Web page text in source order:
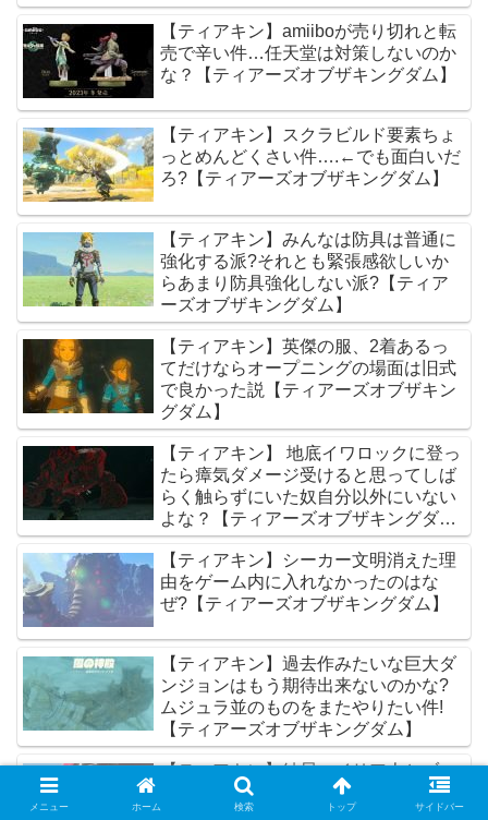
【ティアキン】amiiboが売り切れと転
売で辛い件…任天堂は対策しないのか
な？【ティアーズオブザキングダム】
【ティアキン】スクラビルド要素ちょ
っとめんどくさい件….←でも面白いだ
ろ?【ティアーズオブザキングダム】
【ティアキン】みんなは防具は普通に
強化する派?それとも緊張感欲しいか
らあまり防具強化しない派?【ティア
ーズオブザキングダム】
【ティアキン】英傑の服、2着あるっ
てだけならオープニングの場面は旧式
で良かった説【ティアーズオブザキン
グダム】
【ティアキン】 地底イワロックに登っ
たら瘴気ダメージ受けると思ってしば
らく触らずにいた奴自分以外にいない
よな？【ティアーズオブザキングダ
ム】
【ティアキン】シーカー文明消えた理
由をゲーム内に入れなかったのはな
ぜ?【ティアーズオブザキングダム】
【ティアキン】過去作みたいな巨大ダ
ンジョンはもう期待出来ないのかな?
ムジュラ並のものをまたやりたい件!
【ティアーズオブザキングダム】
【ティアキン】結局ハイリア人とゾー
ラ族は交配できるでいいのか？【ティ
アーズオブザキングダム】
メニュー ホーム 検索 トップ サイドバー